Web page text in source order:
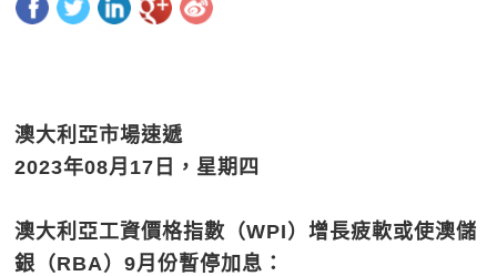
澳大利亞市場速遞
2023年08月 17 日，星期四
澳大利亞工資價格指數（WPI ）增長疲軟或使澳儲
銀（RBA）9月份暫停加息：